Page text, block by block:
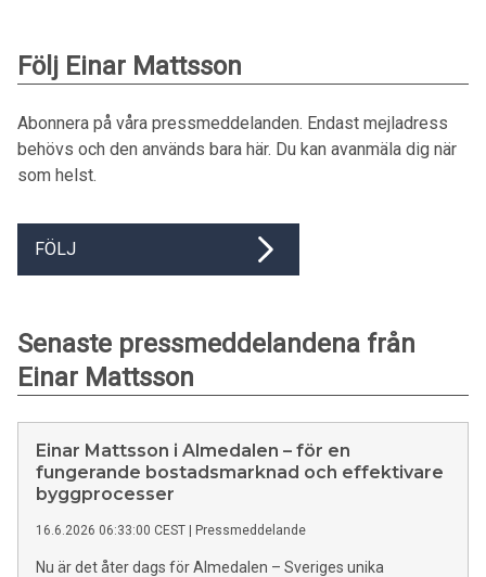
Följ Einar Mattsson
Abonnera på våra pressmeddelanden. Endast mejladress
behövs och den används bara här. Du kan avanmäla dig när
som helst.
FÖLJ
Senaste pressmeddelandena från
Einar Mattsson
Einar Mattsson i Almedalen – för en
fungerande bostadsmarknad och effektivare
byggprocesser
16.6.2026 06:33:00 CEST | Pressmeddelande
Nu är det åter dags för Almedalen – Sveriges unika